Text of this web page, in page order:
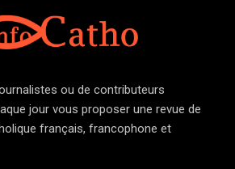
ou de contributeurs
jour vous proposer une revue de
français, francophone et